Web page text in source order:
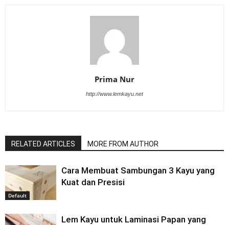
Prima Nur
http://www.lemkayu.net
RELATED ARTICLES MORE FROM AUTHOR
Default
Cara Membuat Sambungan 3 Kayu yang
Kuat dan Presisi
Lem Kayu untuk Laminasi Papan yang